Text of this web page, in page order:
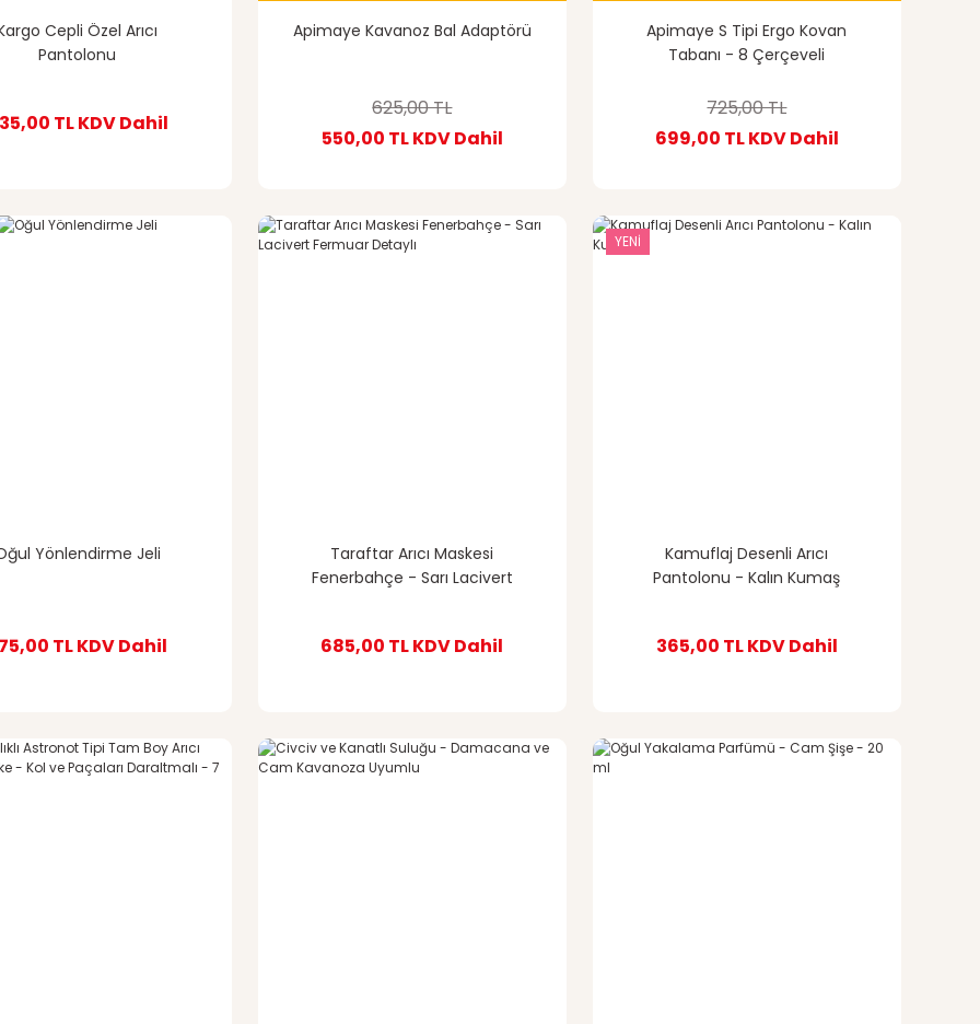
Cepli Özel Arıcı
Pantolonu
TLKDV Dahil
Apimaye Kavanoz Bal Adaptörü
625,00 TL
550,00 TLKDV Dahil
Apimaye S Tipi Ergo Kovan
Tabanı - 8 Çerçeveli
725,00 TL
699,00 TLKDV Dahil
Yönlendirme Jeli
TLKDV Dahil
Taraftar Arıcı Maskesi
Fenerbahçe - Sarı Lacivert
685,00 TLKDV Dahil
YENİ
Kamuflaj Desenli Arıcı
Pantolonu - Kalın Kumaş
365,00 TLKDV Dahil